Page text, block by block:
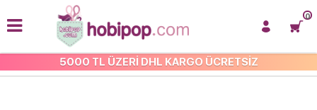
5000 TL ÜZERİ DHL KARGO ÜCRETSİZ
0
ÇANTA KİLİT VE KLİPSLERİ